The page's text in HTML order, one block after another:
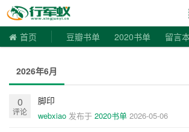
寻书令
首页 豆瓣书单 2020书单 留言
2026年6月
0
评论
脚印
webxiao 发布于 2020书单 2026-05-06